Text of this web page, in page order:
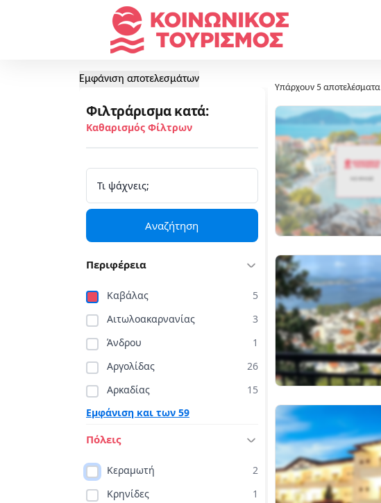
Εμφάνιση αποτελεσμάτων
Φιλτράρισμα κατά:
Καθαρισμός Φίλτρων
Αναζήτηση
Περιφέρεια
Καβάλας
5
Αιτωλοακαρνανίας
3
Άνδρου
1
Αργολίδας
26
Αρκαδίας
15
Εμφάνιση και των 59
Πόλεις
Κεραμωτή
2
Κρηνίδες
1
Υπάρχουν 5 αποτελέσματα